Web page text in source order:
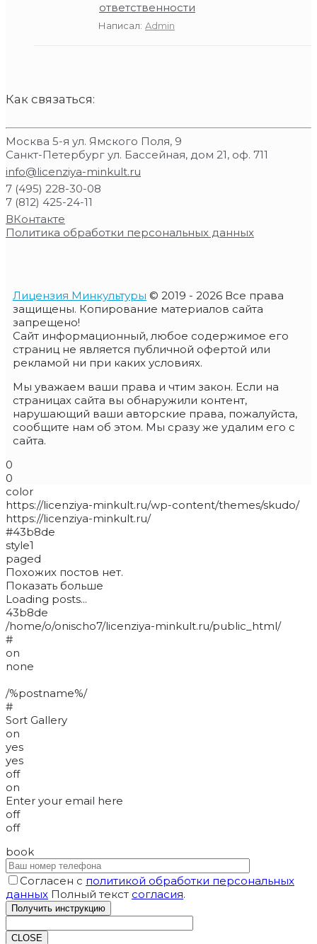
ответственности
Написал: Admin
Как связаться:
Москва 5-я ул. Ямского Поля, 9
Санкт-Петербург ул. Бассейная, дом 21, оф. 711
info@licenziya-minkult.ru
7 (495) 228-30-08
7 (812) 425-24-11
ВКонтакте
Политика обработки персональных данных
Лицензия Минкультуры © 2019 - 2026 Все права
защищены. Копирование материалов сайта
запрещено!
Сайт информационный, любое содержимое его
страниц не является публичной офертой или
рекламой ни при каких условиях.
Мы уважаем ваши права и чтим закон. Если на
страницах сайта вы обнаружили контент,
нарушающий ваши авторские права, пожалуйста,
сообщите нам об этом. Мы сразу же удалим его с
сайта.
0
0
color
https://licenziya-minkult.ru/wp-content/themes/skudo/
https://licenziya-minkult.ru/
#43b8de
style1
paged
Похожих постов нет.
Показать больше
Loading posts...
43b8de
/home/o/onischo7/licenziya-minkult.ru/public_html/
#
on
none
/%postname%/
#
Sort Gallery
on
yes
yes
off
on
Enter your email here
off
off
book
Согласен с политикой обработки персональных
данных Полный текст согласия.
CLOSE